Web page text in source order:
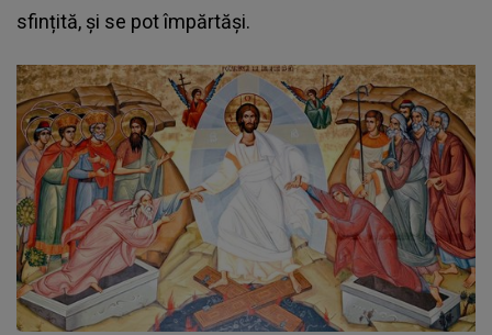
sfințită, și se pot împărtăși.